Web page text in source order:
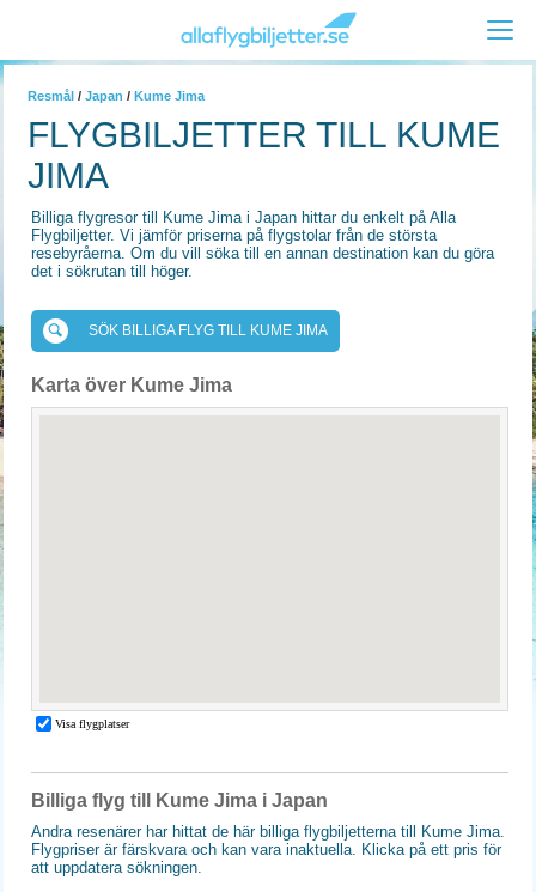
Resmål / Japan / Kume Jima
FLYGBILJETTER TILL KUME
JIMA
Billiga flygresor till Kume Jima i Japan hittar du enkelt på Alla
Flygbiljetter. Vi jämför priserna på flygstolar från de största
resebyråerna. Om du vill söka till en annan destination kan du göra
det i sökrutan till höger.
SÖK BILLIGA FLYG TILL KUME JIMA
Karta över Kume Jima
Billiga flyg till Kume Jima i Japan
Andra resenärer har hittat de här billiga flygbiljetterna till Kume Jima.
Flygpriser är färskvara och kan vara inaktuella. Klicka på ett pris för
att uppdatera sökningen.